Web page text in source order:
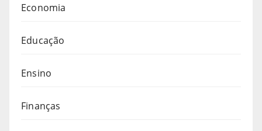
Economia
Educação
Ensino
Finanças